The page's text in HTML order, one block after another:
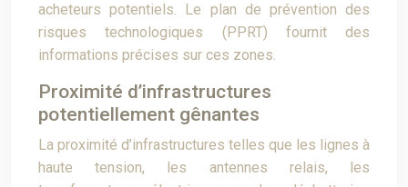
acheteurs potentiels. Le plan de prévention des
risques technologiques (PPRT) fournit des
informations précises sur ces zones.
Proximité d’infrastructures
potentiellement gênantes
La proximité d’infrastructures telles que les lignes à
haute tension, les antennes relais, les